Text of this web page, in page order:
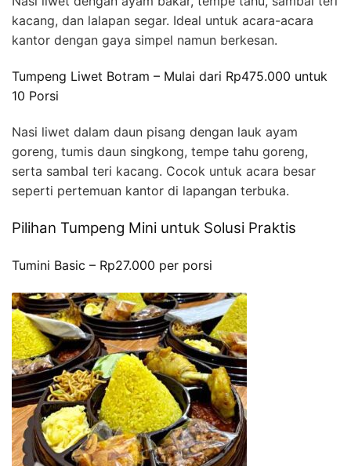
kacang, dan lalapan segar. Ideal untuk acara-acara
kantor dengan gaya simpel namun berkesan.
Tumpeng Liwet Botram – Mulai dari Rp475.000 untuk
10 Porsi
Nasi liwet dalam daun pisang dengan lauk ayam
goreng, tumis daun singkong, tempe tahu goreng,
serta sambal teri kacang. Cocok untuk acara besar
seperti pertemuan kantor di lapangan terbuka.
Pilihan Tumpeng Mini untuk Solusi Praktis
Tumini Basic – Rp27.000 per porsi